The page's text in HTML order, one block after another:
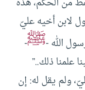
لابن أخيه عليّ
الله -ﷺ-
علمنا ذلك..”
ولم يقل له: إن